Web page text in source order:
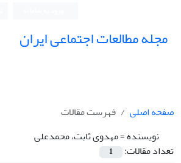
مجله مطالعات اجتماعی ایران
صفحه اصلی
فهرست مقالات
نویسنده =مهدوی ثابت، محمدعلی
تعداد مقالات:
1